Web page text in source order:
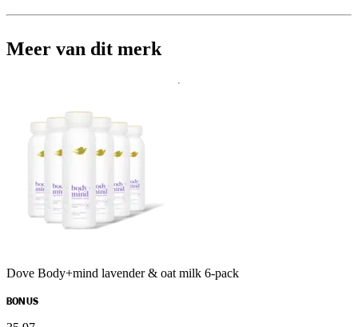
Meer van dit merk
Dove Body+mind lavender & oat milk 6-pack
BONUS